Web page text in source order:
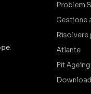
Problem
Gestione
Risolvere
Atlante
Fit Ageing
Download